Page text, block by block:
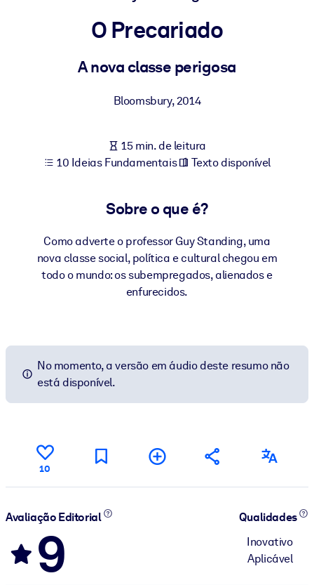
Para LMS/LXP
resultados de aprendizagem mais sólidos.
Enriqueça sua biblioteca corporativa com conhecimento de
negócios confiável e pronto para uso.
Alimente seus sistemas de IA com conhecimento confiável e
O Precariado
A nova classe perigosa
Bloomsbury,2014
15 min. de leitura
10 Ideias Fundamentais
Texto disponível
Sobre o que é?
Como adverte o professor Guy Standing, uma
nova classe social, política e cultural chegou em
todo o mundo: os subempregados, alienados e
enfurecidos.
No momento, a versão em áudio deste resumo não
está disponível.
10
Avaliação Editorial
9
Qualidades
Inovativo
Aplicável